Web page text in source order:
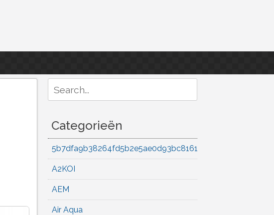
for:
Categorieën
5b7dfa9b38264fd5b2e5ae0d93bc8161
A2KOI
AEM
Air Aqua